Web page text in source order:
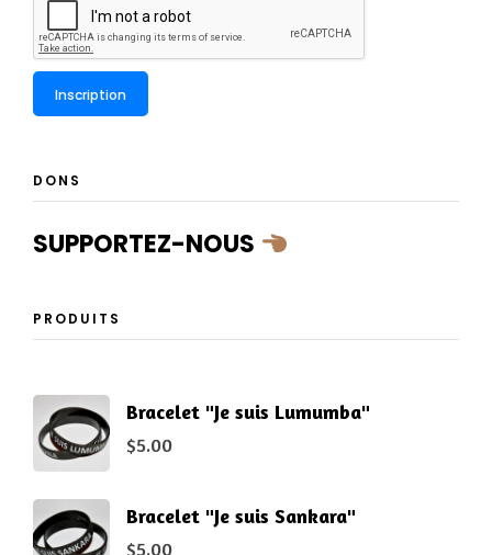
DONS
SUPPORTEZ-NOUS
PRODUITS
Bracelet "Je suis Lumumba"
$5.00
Bracelet "Je suis Sankara"
$5.00